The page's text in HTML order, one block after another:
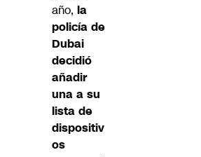
año, la
policía de
Dubai
decidió
añadir
una a su
lista de
dispositiv
os